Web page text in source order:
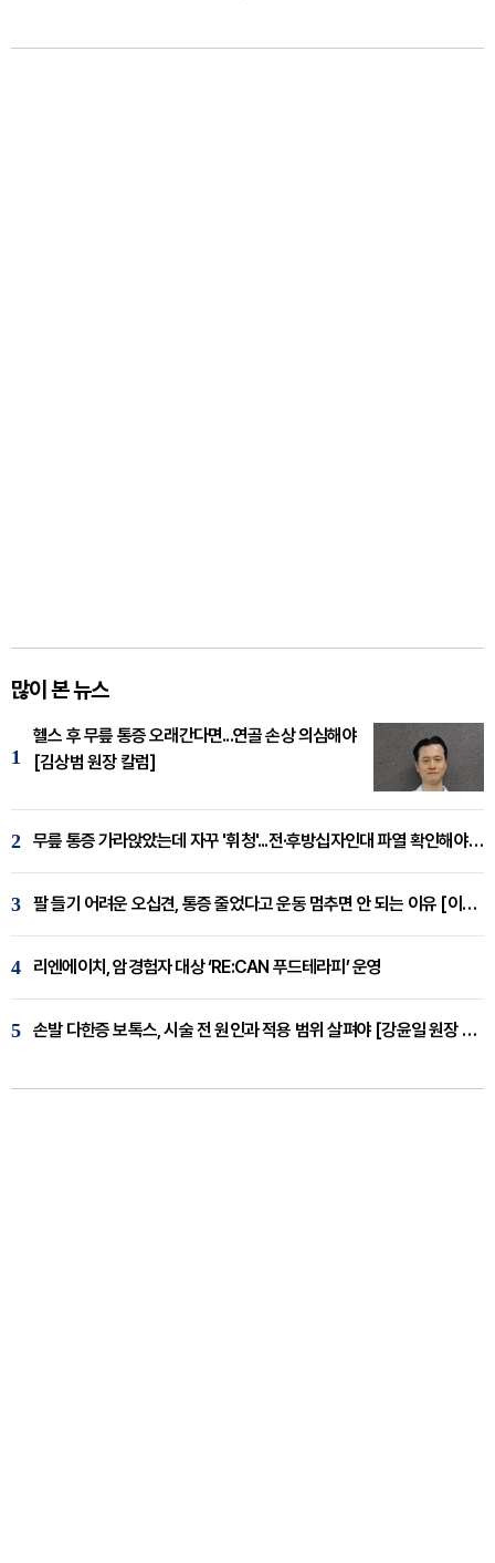
많이 본 뉴스
1
헬스 후 무릎 통증 오래간다면...연골 손상 의심해야
[김상범 원장 칼럼]
2 무릎 통증 가라앉았는데 자꾸 '휘청'...전·후방십자인대 파열 확인해야 [곽우경 원장 칼럼]
3 팔 들기 어려운 오십견, 통증 줄었다고 운동 멈추면 안 되는 이유 [이병욱 원장 칼럼]
4 리엔에이치, 암경험자 대상 ‘RE:CAN 푸드테라피’ 운영
5 손발 다한증 보톡스, 시술 전 원인과 적용 범위 살펴야 [강윤일 원장 칼럼]